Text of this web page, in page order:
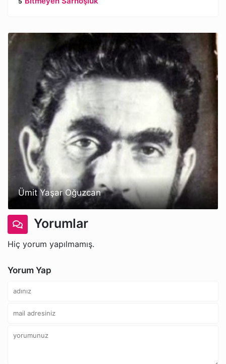
Ümit Yaşar Oğuzcan
Yorumlar
Hiç yorum yapılmamış.
Yorum Yap